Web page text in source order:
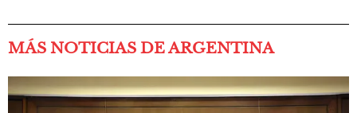
MÁS NOTICIAS DE ARGENTINA